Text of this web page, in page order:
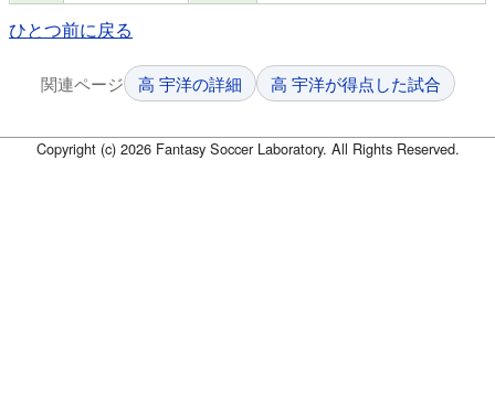
ひとつ前に戻る
関連ページ 高 宇洋の詳細 高 宇洋が得点した試合
Copyright (c) 2026 Fantasy Soccer Laboratory. All Rights Reserved.